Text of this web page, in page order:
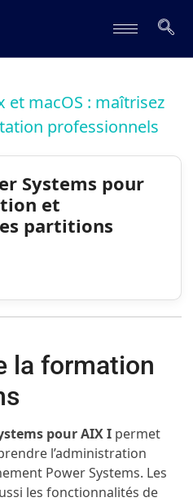
et macOS : maîtrisez
professionnels
Systems pour
et
partitions
la formation
pour AIX I permet
l’administration
Power Systems. Les
les fonctionnalités de